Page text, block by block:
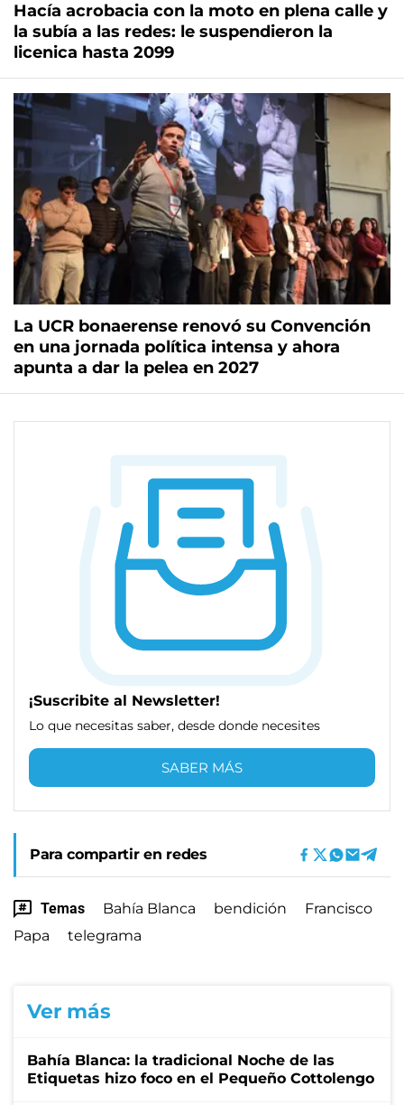
Hacía acrobacia con la moto en plena calle y
la subía a las redes: le suspendieron la
licenica hasta 2099
La UCR bonaerense renovó su Convención
en una jornada política intensa y ahora
apunta a dar la pelea en 2027
¡Suscribite al Newsletter!
Lo que necesitas saber, desde donde necesites
SABER MÁS
Para compartir en redes
Temas Bahía Blanca bendición
Francisco
Papa
telegrama
Ver más
Bahía Blanca: la tradicional Noche de las
Etiquetas hizo foco en el Pequeño Cottolengo